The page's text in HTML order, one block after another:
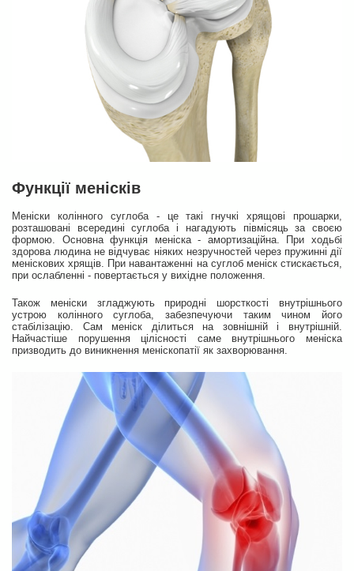
Функції менісків
Меніски колінного суглоба - це такі гнучкі хрящові прошарки,
розташовані всередині суглоба і нагадують півмісяць за своєю
формою. Основна функція меніска - амортизаційна. При ходьбі
здорова людина не відчуває ніяких незручностей через пружинні дії
меніскових хрящів. При навантаженні на суглоб меніск стискається,
при ослабленні - повертається у вихідне положення.
Також меніски згладжують природні шорсткості внутрішнього
устрою колінного суглоба, забезпечуючи таким чином його
стабілізацію. Сам меніск ділиться на зовнішній і внутрішній.
Найчастіше порушення цілісності саме внутрішнього меніска
призводить до виникнення меніскопатії як захворювання.